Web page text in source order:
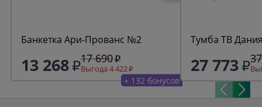
Банкетка Ари-Прованс №2
13 268 17 690
Выгода 4 422
+ 132 бонусов
Тумба ТВ
27 773